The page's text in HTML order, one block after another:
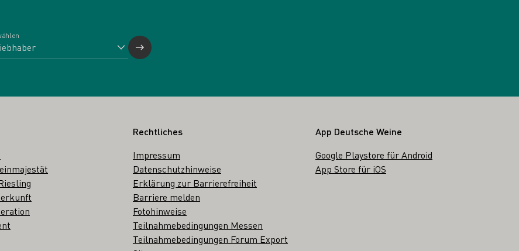
Rechtliches
Impressum
Datenschutzhinweise
Erklärung zur Barrierefreiheit
Barriere melden
Fotohinweise
Teilnahmebedingungen Messen
Teilnahmebedingungen Forum Export
App Deutsche Weine
Google Playstore für Android
App Store für iOS